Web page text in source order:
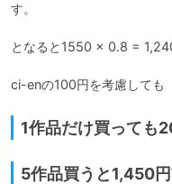
す。
となると1550 × 0.8 =
ci-enの100円を考慮しても
1作品だけ買っても
5作品買うと1,450円